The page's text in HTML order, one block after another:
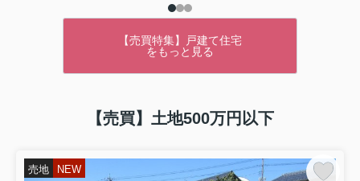
【売買特集】戸建て住宅
をもっと見る
【売買】土地500万円以下
売地 NEW